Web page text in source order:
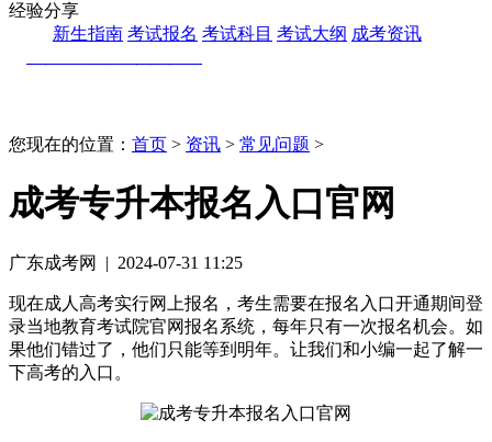
经验分享
新生指南 考试报名 考试科目 考试大纲 成考资讯
您现在的位置： 首页 > 资讯 > 常见问题 >
成考专升本报名入口官网
广东成考网 | 2024-07-31 11:25
现在成人高考实行网上报名，考生需要在报名入口开通期间登
录当地教育考试院官网报名系统，每年只有一次报名机会。如
果他们错过了，他们只能等到明年。让我们和小编一起了解一
下高考的入口。